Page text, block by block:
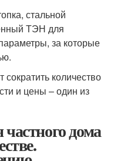
стальной
ТЭН для
за которые
количество
и цены – один из
дома